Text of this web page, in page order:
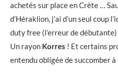
achetés sur place en Crète …
d’Héraklion, j’ai d’un seul coup
duty free (l’erreur de
Un rayon Korres ! Et certains
entendu obligée de succomber